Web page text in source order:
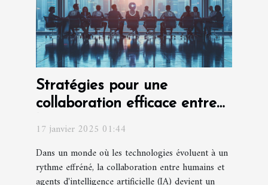
Stratégies pour une
collaboration efficace entre
17 janvier 2025 01:44
Dans un monde où les technologies évoluent à un
rythme effréné, la collaboration entre humains et